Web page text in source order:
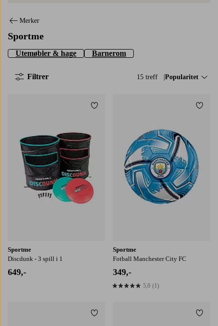
Merker
Sportme
Utemøbler & hage Barnerom
15 treff Sorter på:
Popularitet
Filtrer
Sportme
Discdunk - 3 spill i 1
649,-
Legg til favoritter
Sportme
Fotball Manchester City FC
349,-
5,0 basert på 1 karaktergivninger
5,0 (1)
Legg til favoritter